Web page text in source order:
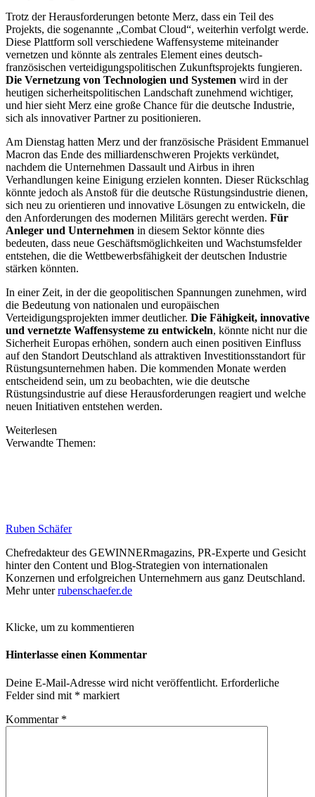
Trotz der Herausforderungen betonte Merz, dass ein Teil des
Projekts, die sogenannte „Combat Cloud“, weiterhin verfolgt werde.
Diese Plattform soll verschiedene Waffensysteme miteinander
vernetzen und könnte als zentrales Element eines deutsch-
französischen verteidigungspolitischen Zukunftsprojekts fungieren.
Die Vernetzung von Technologien und Systemen wird in der
heutigen sicherheitspolitischen Landschaft zunehmend wichtiger,
und hier sieht Merz eine große Chance für die deutsche Industrie,
sich als innovativer Partner zu positionieren.
Am Dienstag hatten Merz und der französische Präsident Emmanuel
Macron das Ende des milliardenschweren Projekts verkündet,
nachdem die Unternehmen Dassault und Airbus in ihren
Verhandlungen keine Einigung erzielen konnten. Dieser Rückschlag
könnte jedoch als Anstoß für die deutsche Rüstungsindustrie dienen,
sich neu zu orientieren und innovative Lösungen zu entwickeln, die
den Anforderungen des modernen Militärs gerecht werden. Für
Anleger und Unternehmen in diesem Sektor könnte dies
bedeuten, dass neue Geschäftsmöglichkeiten und Wachstumsfelder
entstehen, die die Wettbewerbsfähigkeit der deutschen Industrie
stärken könnten.
In einer Zeit, in der die geopolitischen Spannungen zunehmen, wird
die Bedeutung von nationalen und europäischen
Verteidigungsprojekten immer deutlicher. Die Fähigkeit, innovative
und vernetzte Waffensysteme zu entwickeln, könnte nicht nur die
Sicherheit Europas erhöhen, sondern auch einen positiven Einfluss
auf den Standort Deutschland als attraktiven Investitionsstandort für
Rüstungsunternehmen haben. Die kommenden Monate werden
entscheidend sein, um zu beobachten, wie die deutsche
Rüstungsindustrie auf diese Herausforderungen reagiert und welche
neuen Initiativen entstehen werden.
Weiterlesen
Verwandte Themen:
Ruben Schäfer
Chefredakteur des GEWINNERmagazins, PR-Experte und Gesicht
hinter den Content und Blog-Strategien von internationalen
Konzernen und erfolgreichen Unternehmern aus ganz Deutschland.
Mehr unterrubenschaefer.de
Klicke, um zu kommentieren
Hinterlasse einen Kommentar
Deine E-Mail-Adresse wird nicht veröffentlicht. Erforderliche
Felder sind mit * markiert
Kommentar *